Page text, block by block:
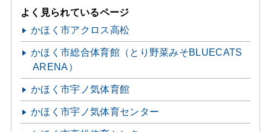
よく見られているページ
かほく市アクロス高松
かほく市総合体育館（とり野菜みそBLUECATS
ARENA）
かほく市宇ノ気体育館
かほく市宇ノ気体育センター